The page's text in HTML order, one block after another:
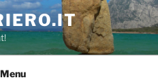
Menu